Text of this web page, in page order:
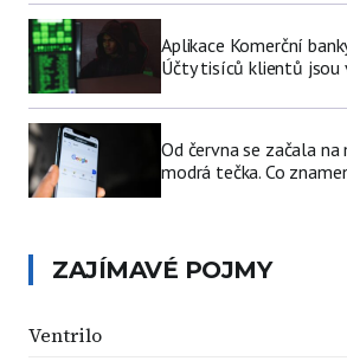
Aplikace Komerční
Účty tisíců klientů jsou
Od června se začala
modrá tečka. Co
ZAJÍMAVÉ POJMY
Ventrilo